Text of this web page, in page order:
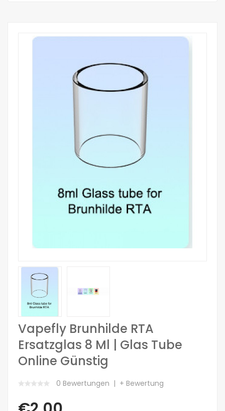
Vapefly Brunhilde RTA
Ersatzglas 8 Ml | Glas Tube
Online Günstig
0 Bewertungen + Bewertung